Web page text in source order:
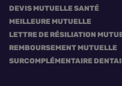
DEVIS MUTUELLE SANTÉ
MEILLEURE MUTUELLE
LETTRE DE RÉSILIATION
REMBOURSEMENT MUTUELLE
SURCOMPLÉMENTAIRE